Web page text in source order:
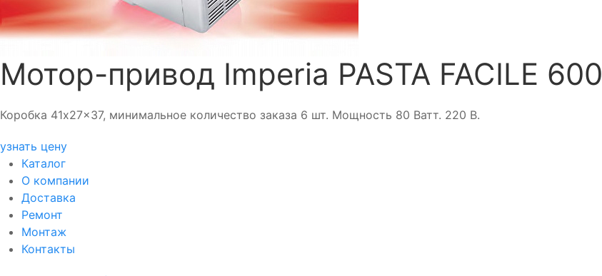
Мотор-привод Imperia PASTA FACILE 600
Коробка 41x27x37, минимальное количество заказа 6 шт. Мощность 80 Ватт. 220 В.
узнать цену
Каталог
О компании
Доставка
Ремонт
Монтаж
Контакты